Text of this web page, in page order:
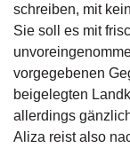
l
o
o
r
s
schreiben, mit
Sie soll es mit
vorgegebenen
beigelegten
allerdings
Aliza reist also